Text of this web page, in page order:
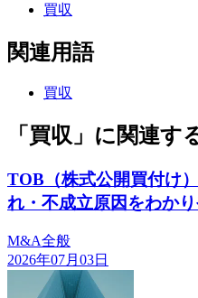
買収
関連用語
買収
「買収」に関連す
TOB（株式公開買付け
れ・不成立原因をわか
M&A全般
2026年07月03日